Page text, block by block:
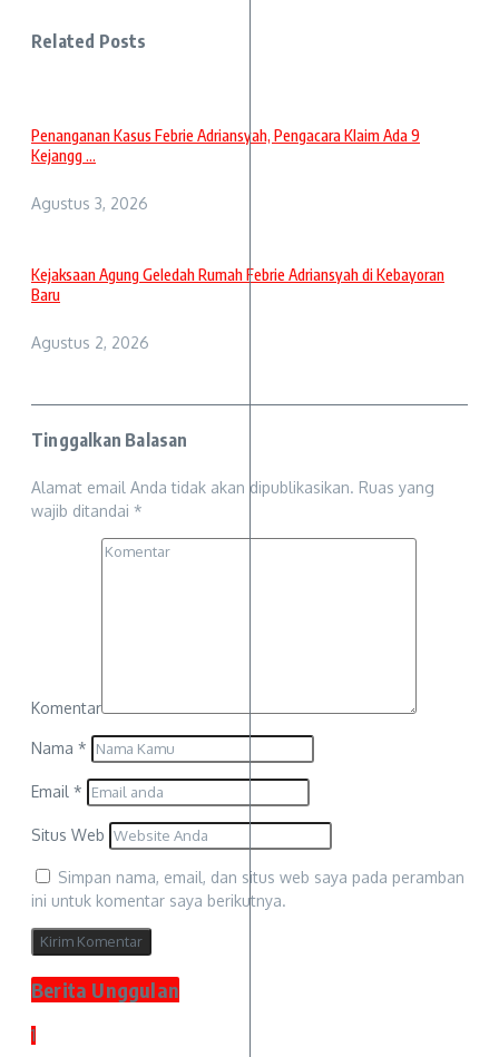
Related Posts
Penanganan Kasus Febrie Adriansyah, Pengacara Klaim Ada 9
Kejangg ...
Agustus 3, 2026
Kejaksaan Agung Geledah Rumah Febrie Adriansyah di Kebayoran
Baru
Agustus 2, 2026
Tinggalkan Balasan
Alamat email Anda tidak akan dipublikasikan. Ruas yang
wajib ditandai *
Komentar
Nama *
Email *
Situs Web
Simpan nama, email, dan situs web saya pada peramban
ini untuk komentar saya berikutnya.
Berita Unggulan
1